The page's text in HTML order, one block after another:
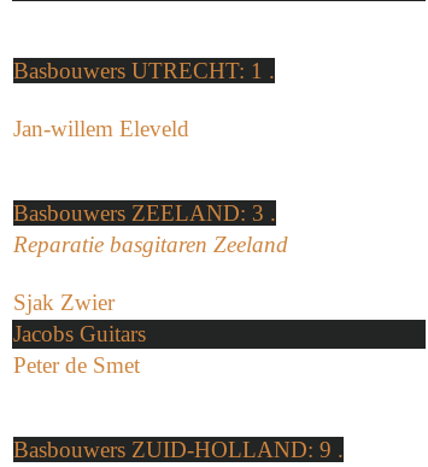
Basbouwers UTRECHT: 1 .
Jan-willem Eleveld
Basbouwers ZEELAND: 3 .
Reparatie basgitaren Zeeland
Sjak Zwier
Jacobs Guitars
Peter de Smet
Basbouwers ZUID-HOLLAND: 9 .